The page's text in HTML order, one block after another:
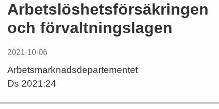
Arbetslöshetsförsäkringen
och förvaltningslagen
2021-10-06
Arbetsmarknadsdepartementet
Ds 2021:24